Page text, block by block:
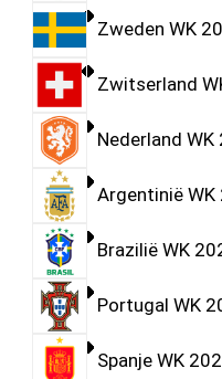
Zweden WK
Zwitserland
Nederland
Argentinië
Brazilië WK
Portugal WK
Spanje WK